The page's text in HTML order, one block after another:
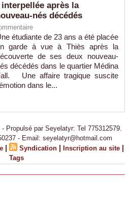
après la
nés décédés
étudiante de 23 ans a été placée
garde à vue à Thiès après la
de ses deux nouveau-
décédés dans le quartier Médina
Une affaire tragique suscite
dans le...
Propulsé par Seyelatyr: Tel 775312579.
- Email: seyelatyr@hotmail.com
| Syndication | Inscription au site |
Tags